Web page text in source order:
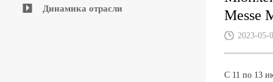
Динамика отрасли
Messe
2023-05-
С 11 по 13